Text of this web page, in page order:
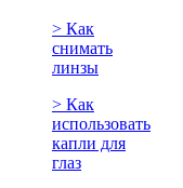
> Как
снимать
линзы
> Как
использовать
капли для
глаз